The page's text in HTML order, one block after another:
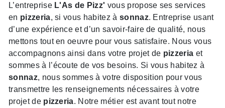
L’entreprise L'As de Pizz' vous propose ses services
en pizzeria, si vous habitez à sonnaz. Entreprise usant
d’une expérience et d’un savoir-faire de qualité, nous
mettons tout en oeuvre pour vous satisfaire. Nous vous
accompagnons ainsi dans votre projet de pizzeria et
sommes à l’écoute de vos besoins. Si vous habitez à
sonnaz, nous sommes à votre disposition pour vous
transmettre les renseignements nécessaires à votre
projet de pizzeria. Notre métier est avant tout notre